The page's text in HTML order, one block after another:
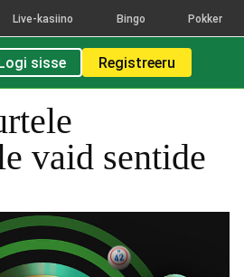
Live-kasiino Bingo Pokker
sisse Registreeru
vaid sentide